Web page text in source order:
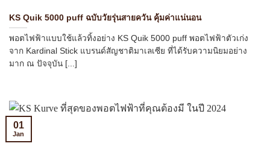
KS Quik 5000 puff ฉบับวัยรุ่นสายควัน คุ้มค่าแน่นอน
พอตไฟฟ้าแบบใช้แล้วทิ้งอย่าง KS Quik 5000 puff พอตไฟฟ้าตัวเก่ง
จาก Kardinal Stick แบรนด์สัญชาติมาเลเซีย ที่ได้รับความนิยมอย่าง
มาก ณ ปัจจุบัน [...]
01
Jan